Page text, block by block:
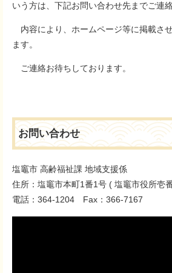
いう方は、下記お問い合わせ先までご連絡
内容により、ホームページ等に掲載さ
ます。
ご連絡お待ちしております。
お問い合わせ
塩竈市 高齢福祉課 地域支援係
住所：塩竈市本町1番1号 ( 塩竈市役所壱
電話：364-1204 Fax：366-7167